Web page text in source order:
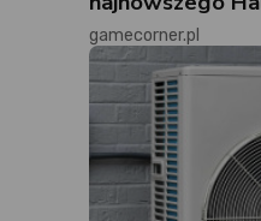
gamecorner.pl